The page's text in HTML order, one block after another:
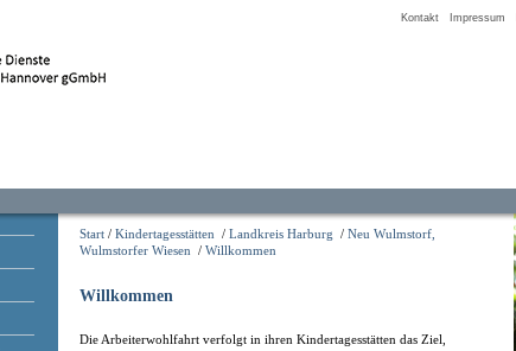
Kontakt Impressum
Start / Kindertagesstätten / Landkreis Harburg / Neu Wulmstorf,
Wulmstorfer Wiesen / Willkommen
Willkommen
Die Arbeiterwohlfahrt verfolgt in ihren Kindertagesstätten das Ziel,